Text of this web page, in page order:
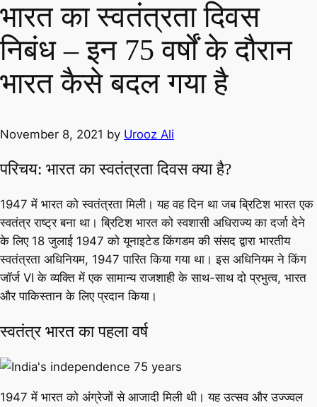
भारत का स्वतंत्रता दिवस
निबंध – इन 75 वर्षों के दौरान
भारत कैसे बदल गया है
November 8, 2021 by Urooz Ali
परिचय: भारत का स्वतंत्रता दिवस क्या है?
1947 में भारत को स्वतंत्रता मिली। यह वह दिन था जब ब्रिटिश भारत एक
स्वतंत्र राष्ट्र बना था। ब्रिटिश भारत को स्वशासी अधिराज्य का दर्जा देने
के लिए 18 जुलाई 1947 को यूनाइटेड किंगडम की संसद द्वारा भारतीय
स्वतंत्रता अधिनियम, 1947 पारित किया गया था। इस अधिनियम ने किंग
जॉर्ज VI के व्यक्ति में एक सामान्य राजशाही के साथ-साथ दो प्रभुत्व, भारत
और पाकिस्तान के लिए प्रदान किया।
स्वतंत्र भारत का पहला वर्ष
1947 में भारत को अंग्रेजों से आजादी मिली थी। यह उत्सव और उज्ज्वल